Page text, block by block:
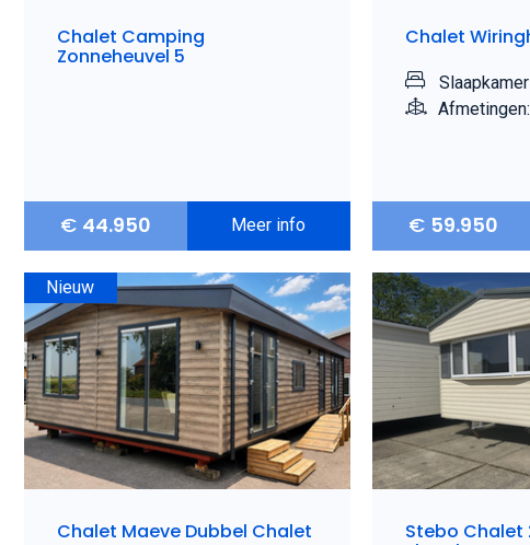
Chalet Camping
Zonneheuvel 5
€ 44.950 Meer info
Chalet
€ 59.950
Nieuw
Chalet Maeve Dubbel Chalet Stebo Chalet